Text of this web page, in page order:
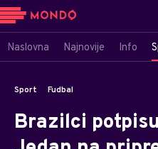
Naslovna Najnovije Info
Sport Fudbal
Brazilci